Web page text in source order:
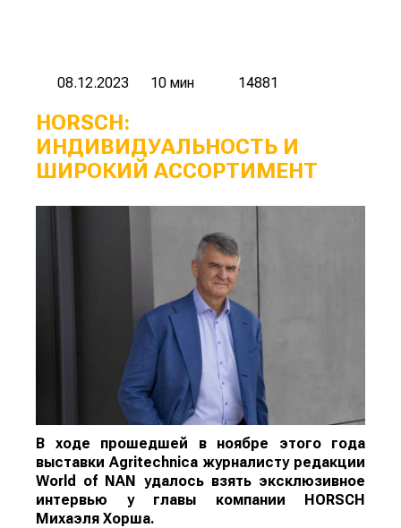
08.12.2023 10 мин 14881
HORSCH:
ИНДИВИДУАЛЬНОСТЬ И
ШИРОКИЙ АССОРТИМЕНТ
В ходе прошедшей в ноябре этого года
выставки Agritechnica журналисту редакции
World of NAN удалось взять эксклюзивное
интервью у главы компании HORSCH
Михаэля Хорша.